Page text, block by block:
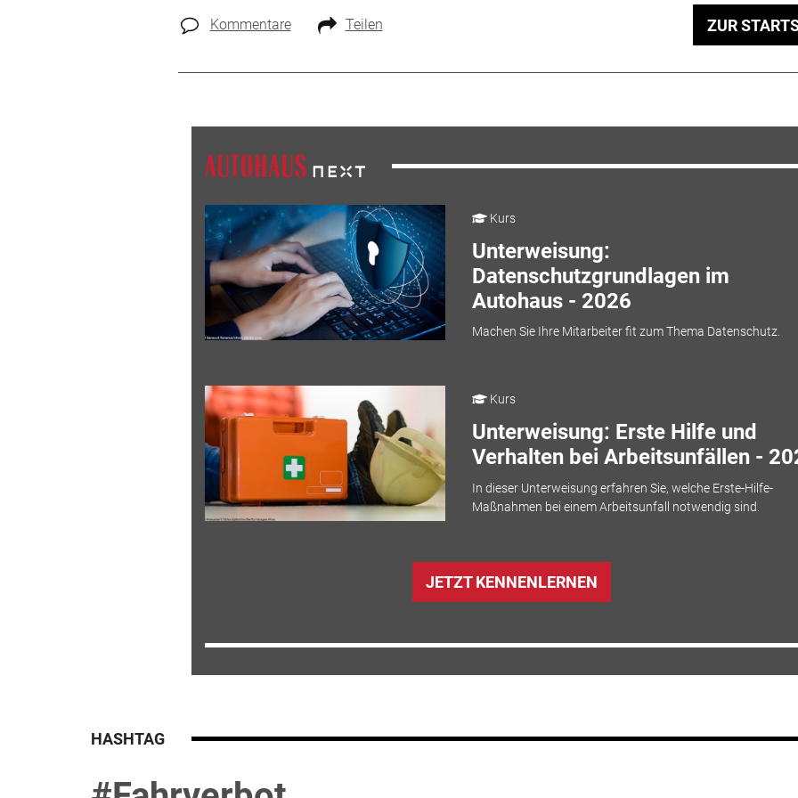
Kommentare Teilen ZUR
Kurs
Unterweisung:
Datenschutzgrundlagen im
Autohaus - 2026
Machen Sie Ihre Mitarbeiter fit zum Thema Datenschutz.
Kurs
Unterweisung: Erste Hilfe und
Verhalten bei Arbeitsunfällen -
In dieser Unterweisung erfahren Sie, welche Erste-Hilfe-
Maßnahmen bei einem Arbeitsunfall notwendig sind.
JETZT KENNENLERNEN
HASHTAG